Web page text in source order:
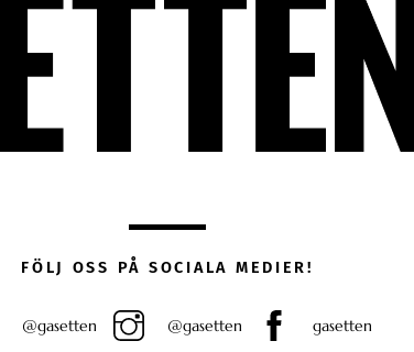
FÖLJ OSS PÅ SOCIALA MEDIER!
@gasetten @gasetten gasetten